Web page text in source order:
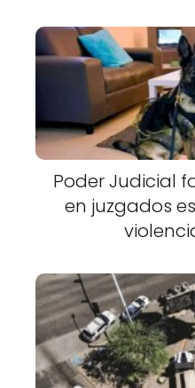
Poder Judicial
en juzgados